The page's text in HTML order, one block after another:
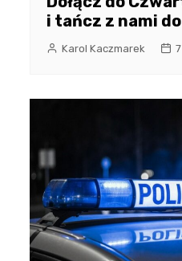
i tańcz z nami
Karol Kaczmarek